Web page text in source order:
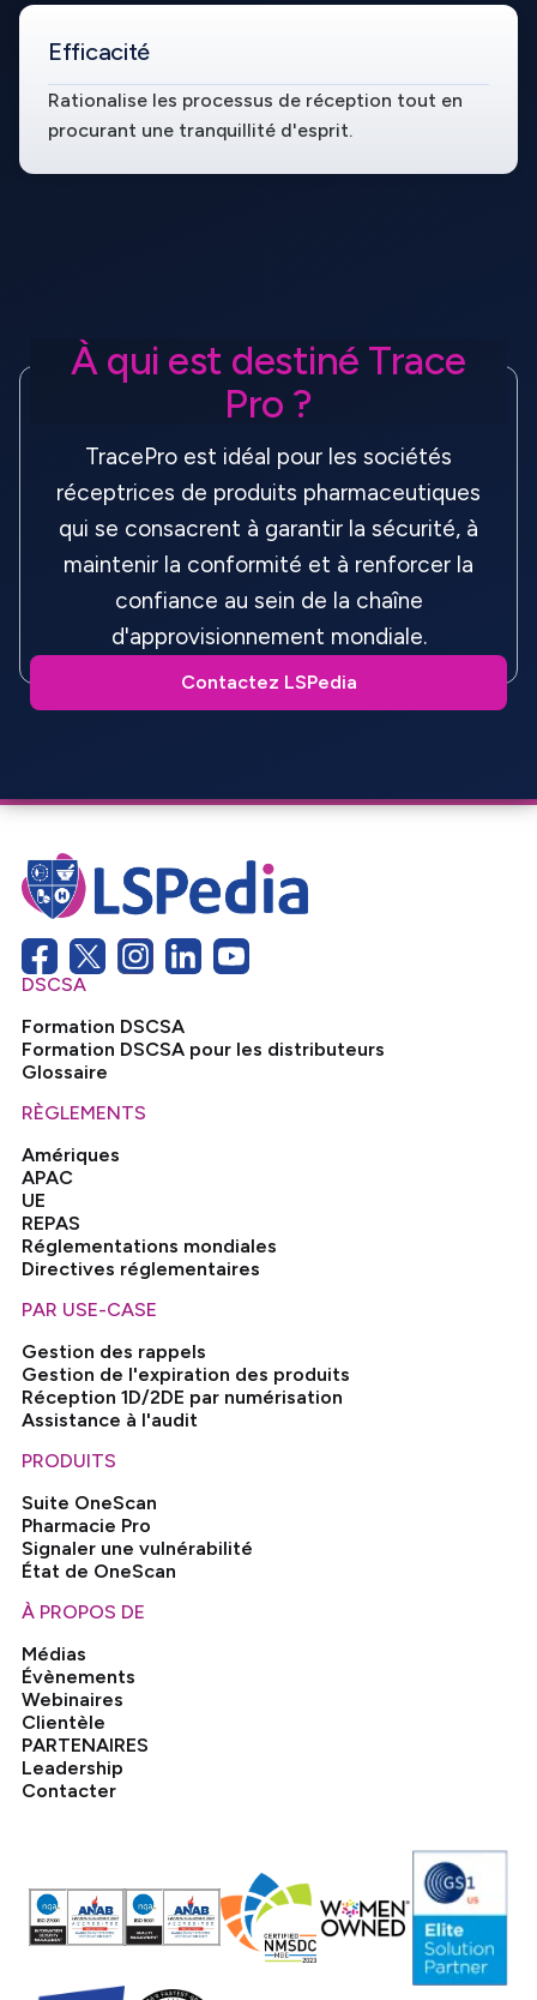
Efficacité
Rationalise les processus de réception tout en
procurant une tranquillité d'esprit.
À qui est destiné Trace
Pro ?
TracePro est idéal pour les sociétés
réceptrices de produits pharmaceutiques
qui se consacrent à garantir la sécurité, à
maintenir la conformité et à renforcer la
confiance au sein de la chaîne
d'approvisionnement mondiale.
Contactez LSPedia
DSCSA
Formation DSCSA
Formation DSCSA pour les distributeurs
Glossaire
RÈGLEMENTS
Amériques
APAC
UE
REPAS
Réglementations mondiales
Directives réglementaires
PAR USE-CASE
Gestion des rappels
Gestion de l'expiration des produits
Réception 1D/2DE par numérisation
Assistance à l'audit
PRODUITS
Suite OneScan
Pharmacie Pro
Signaler une vulnérabilité
État de OneScan
À PROPOS DE
Médias
Évènements
Webinaires
Clientèle
PARTENAIRES
Leadership
Contacter